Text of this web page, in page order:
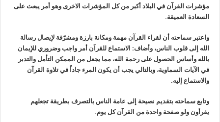
مؤشرات القرآن في البلاد أكبر من كل المؤشرات الاخرى وهو أمر يبعث على
السعادة العميقة.
واعتبر سماحته أن لقراء القرآن مهمة ومكانة بارزة ومشرّفة لإيصال رسالة
الله إلى قلوب الناس، وأضاف: الاستماع للقرآن أمر واجب وضروري للإيمان
بالله وأساس الحصول على رحمة الله، مما يجعل من الممكن التأمل والتدبر
في الآيات السماوية، وبالتالي يجب أن يكون المرء جاداً في تلاوة القرآن
والاستماع إليه.
وتابع سماحته بتقديم نصيحة إلى عامة الناس بالتصرف بطريقة تجعلهم
يقرأون ولو صفحة واحدة من القرآن كل يوم.